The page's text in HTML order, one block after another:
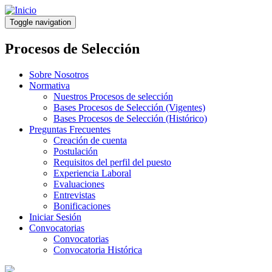
Pasar
al
contenido
principal
Toggle navigation
Procesos de Selección
Sobre Nosotros
Normativa
Nuestros Procesos de selección
Bases Procesos de Selección (Vigentes)
Bases Procesos de Selección (Histórico)
Preguntas Frecuentes
Creación de cuenta
Postulación
Requisitos del perfil del puesto
Experiencia Laboral
Evaluaciones
Entrevistas
Bonificaciones
Iniciar Sesión
Convocatorias
Convocatorias
Convocatoria Histórica